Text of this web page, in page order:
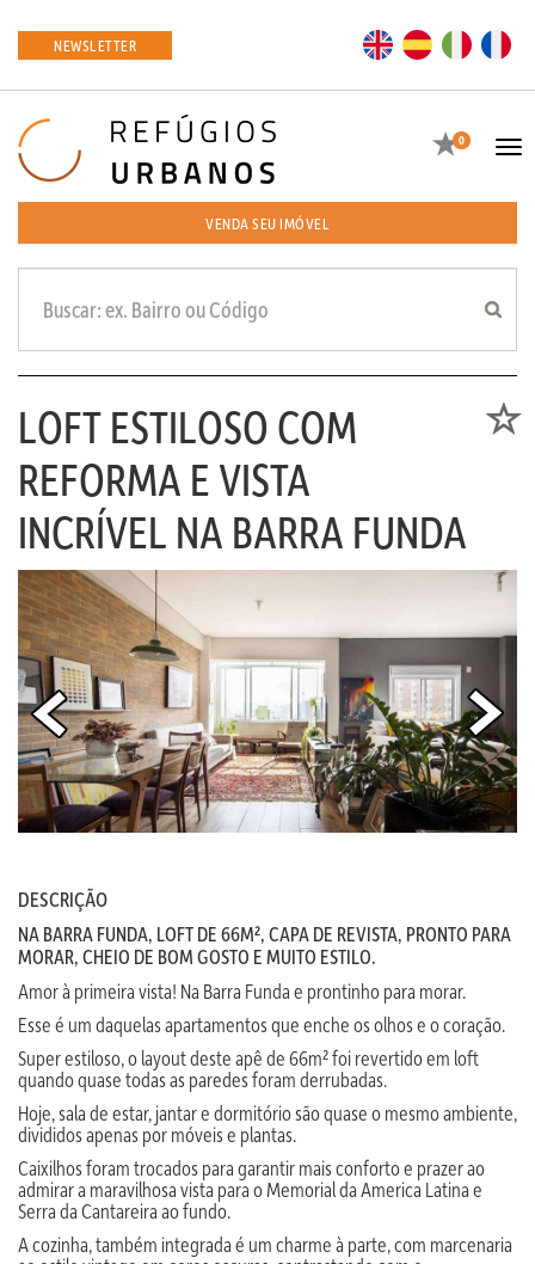
NEWSLETTER EN ES
Favoritos
0
VENDA SEU IMÓVEL
LOFT ESTILOSO COM
REFORMA E VISTA
INCRÍVEL NA BARRA FUNDA
DESCRIÇÃO
NA BARRA FUNDA, LOFT DE 66M², CAPA DE REVISTA, PRONTO PARA
MORAR, CHEIO DE BOM GOSTO E MUITO ESTILO.
Amor à primeira vista! Na Barra Funda e prontinho para morar.
Esse é um daquelas apartamentos que enche os olhos e o coração.
Super estiloso, o layout deste apê de 66m² foi revertido em loft
quando quase todas as paredes foram derrubadas.
Hoje, sala de estar, jantar e dormitório são quase o mesmo ambiente,
divididos apenas por móveis e plantas.
Caixilhos foram trocados para garantir mais conforto e prazer ao
admirar a maravilhosa vista para o Memorial da America Latina e
Serra da Cantareira ao fundo.
A cozinha, também integrada é um charme à parte, com marcenaria